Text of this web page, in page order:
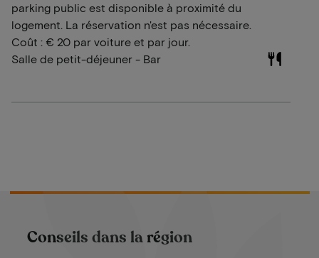
parking public est disponible à proximité du
logement. La réservation n'est pas nécessaire.
Coût : € 20 par voiture et par jour.
Salle de petit-déjeuner - Bar
Conseils dans la région